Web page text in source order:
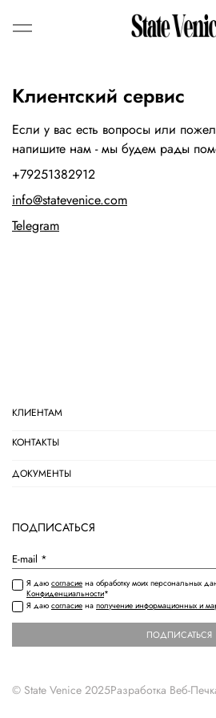
Клиентский сервис
Если у вас есть вопросы или
напишите нам - мы будем рады
+79251382912
info@statevenice.com
Telegram
КЛИЕНТАМ
КОНТАКТЫ
ДОКУМЕНТЫ
© State Venice 2025Разработка Веб-
ПОДПИСАТЬСЯ
Я даю согласие на обработку моих персональных
Конфиденциальности*
Я даю согласие на получение информационных и
ПОДПИСАТЬСЯ